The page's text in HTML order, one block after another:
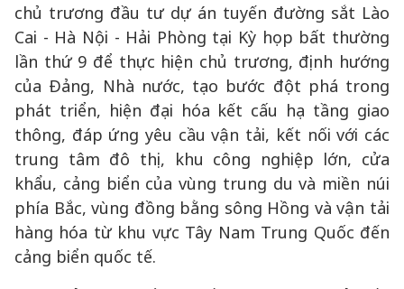
chủ trương đầu tư dự án tuyến đường sắt Lào
Cai - Hà Nội - Hải Phòng tại Kỳ họp bất thường
lần thứ 9 để thực hiện chủ trương, định hướng
của Đảng, Nhà nước, tạo bước đột phá trong
phát triển, hiện đại hóa kết cấu hạ tầng giao
thông, đáp ứng yêu cầu vận tải, kết nối với các
trung tâm đô thị, khu công nghiệp lớn, cửa
khẩu, cảng biển của vùng trung du và miền núi
phía Bắc, vùng đồng bằng sông Hồng và vận tải
hàng hóa từ khu vực Tây Nam Trung Quốc đến
cảng biển quốc tế.